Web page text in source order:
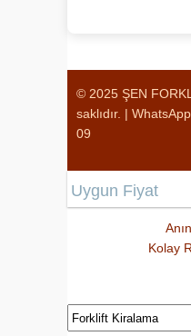
© 2025 ŞEN
saklıdır. | WhatsApp
09
Uygun Fiyat
Kolay